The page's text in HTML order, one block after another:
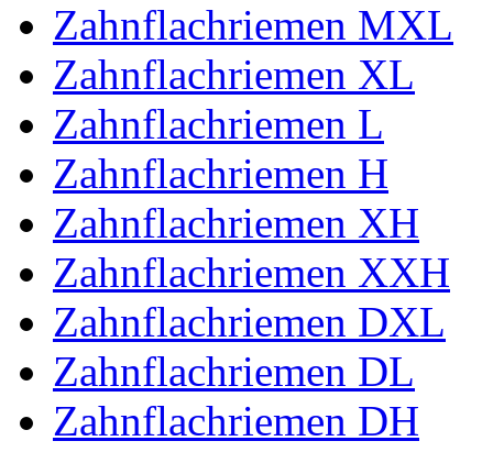
Zahnflachriemen MXL
Zahnflachriemen XL
Zahnflachriemen L
Zahnflachriemen H
Zahnflachriemen XH
Zahnflachriemen XXH
Zahnflachriemen DXL
Zahnflachriemen DL
Zahnflachriemen DH